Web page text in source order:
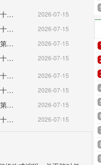
全年规模以上工
上工业中，装备制
（天津市）河北区国民经济和社会发展第十五个五年规划纲要 2026-07-15
（北京市）密云区国民经济和社会发展第十五个五年规划纲要 2026-07-15
（北京市）门头沟区国民经济和社会发展第十五个五年规划纲要 2026-07-15
（北京市）房山区国民经济和社会发展第十五个五年规划纲要 2026-07-15
（北京市）东城区国民经济和社会发展第十五个五年规划纲要 2026-07-15
（北京市）大兴区国民经济和社会发展第十五个五年规划纲要 2026-07-15
（天津市）滨海新区国民经济和社会发展第十五个五年规划纲要 2026-07-15
（天津市）宝坻区国民经济和社会发展第十五个五年规划纲要 2026-07-15